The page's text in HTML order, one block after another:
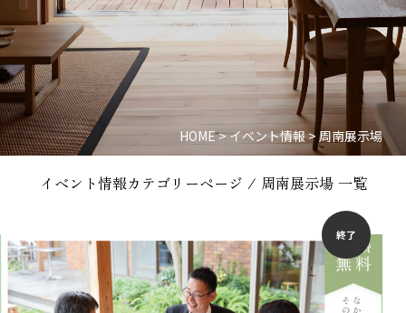
HOME>イベント情報>周南展示場
イベント情報カテゴリーページ / 周南展示場 一覧
終了